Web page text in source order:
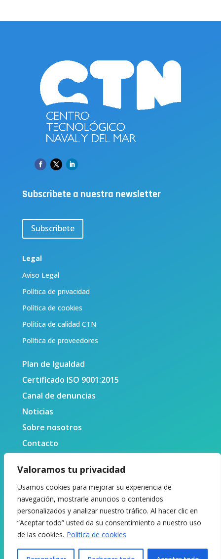
Valoramos tu privacidad
Usamos cookies para mejorar su experiencia de
navegación, mostrarle anuncios o contenidos
personalizados y analizar nuestro tráfico. Al hacer clic en
“Aceptar todo” usted da su consentimiento a nuestro uso
de las cookies. Política de cookies
Subscribete a nuestra newsletter
Subscribete
Legal
Aviso Legal
Política de privacidad
Política de cookies
Política de calidad CTN
Política de proveedores
Plan de Igualdad
Certificado ISO 9001:2015
Canal de denuncias
Noticias
Sobre nosotros
Contacto
© 2024 Centro Tecnológico Naval y del Mar. Todos los
derechos reservados